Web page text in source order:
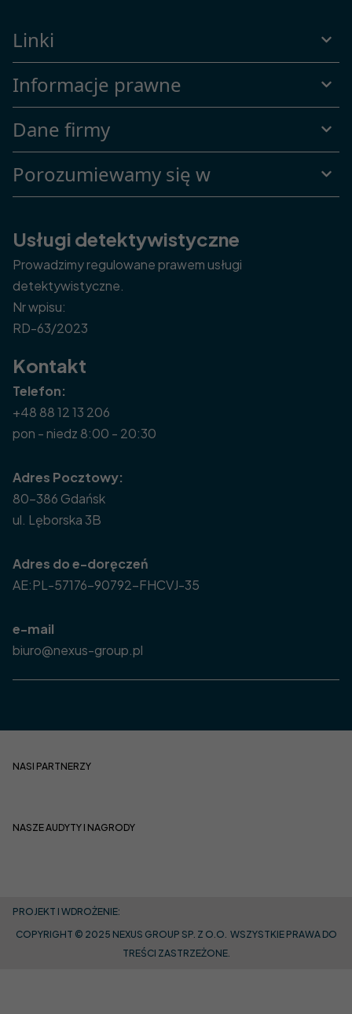
Linki
Informacje prawne
Dane firmy
Porozumiewamy się w
Usługi detektywistyczne
Prowadzimy regulowane prawem usługi
detektywistyczne.
Nr wpisu:
RD-63/2023
Kontakt
Telefon:
+48 88 12 13 206
pon - niedz 8:00 - 20:30
Adres Pocztowy:
80-386 Gdańsk
ul. Lęborska 3B
Adres do e-doręczeń
AE:PL-57176-90792-FHCVJ-35
e-mail
biuro@nexus-group.pl
NASI PARTNERZY
NASZE AUDYTY I NAGRODY
COPYRIGHT © 2025 NEXUS GROUP SP. Z O.O. WSZYSTKIE PRAWA DO
TREŚCI ZASTRZEŻONE.
PROJEKT I WDROŻENIE: